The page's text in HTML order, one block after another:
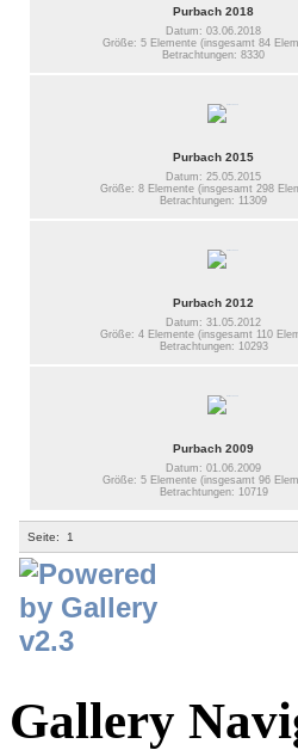
Purbach 2018
Datum: 03.06.2018
Größe: 5 Elemente (insgesamt 84
Betrachtungen: 8330
Purbach 2015
Datum: 25.05.2015
Größe: 8 Elemente (insgesamt 298
Betrachtungen: 11309
Purbach 2012
Datum: 31.05.2012
Größe: 4 Elemente (insgesamt 110
Betrachtungen: 10293
Purbach 2009
Datum: 01.06.2009
Größe: 5 Elemente (insgesamt 96
Betrachtungen: 10719
Seite: 1
Gallery